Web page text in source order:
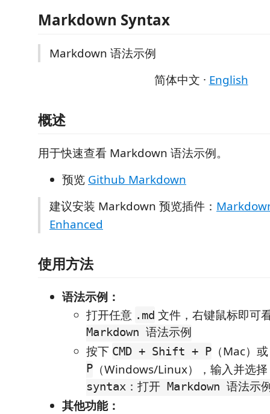
Markdown Syntax
Markdown 语法示例
简体中文 · English
概述
用于快速查看 Markdown 语法示例。
预览 Github Markdown
建议安装 Markdown 预览插件：
Enhanced
使用方法
语法示例：
打开任意 .md 文件，右键鼠标即可
Markdown 语法示例
按下 CMD + Shift + P （Mac）
P （Windows/Linux），输入并选择
syntax：打开 Markdown 语法示
其他功能：